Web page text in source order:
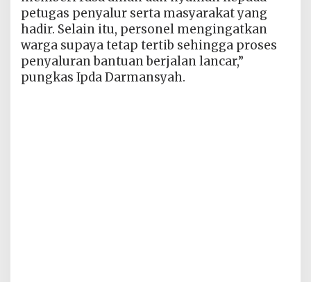
petugas penyalur serta masyarakat yang
hadir. Selain itu, personel mengingatkan
warga supaya tetap tertib sehingga proses
penyaluran bantuan berjalan lancar,”
pungkas Ipda Darmansyah.